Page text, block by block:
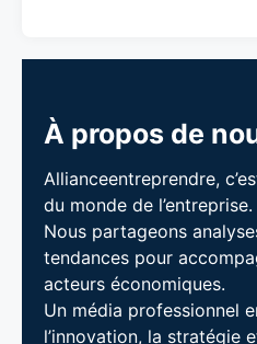
À propos de
Allianceentreprendre,
du monde de l’entreprise.
Nous partageons
tendances pour
acteurs économiques.
Un média professionnel
l’innovation, la stratégie